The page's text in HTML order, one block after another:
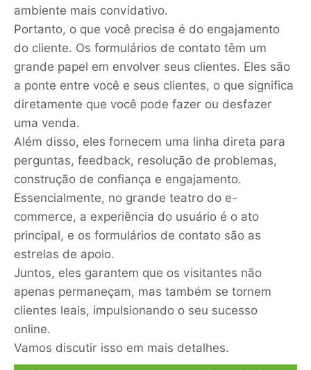
ambiente mais convidativo.
Portanto, o que você precisa é do engajamento
do cliente. Os formulários de contato têm um
grande papel em envolver seus clientes. Eles são
a ponte entre você e seus clientes, o que significa
diretamente que você pode fazer ou desfazer
uma venda.
Além disso, eles fornecem uma linha direta para
perguntas, feedback, resolução de problemas,
construção de confiança e engajamento.
Essencialmente, no grande teatro do e-
commerce, a experiência do usuário é o ato
principal, e os formulários de contato são as
estrelas de apoio.
Juntos, eles garantem que os visitantes não
apenas permaneçam, mas também se tornem
clientes leais, impulsionando o seu sucesso
online.
Vamos discutir isso em mais detalhes.